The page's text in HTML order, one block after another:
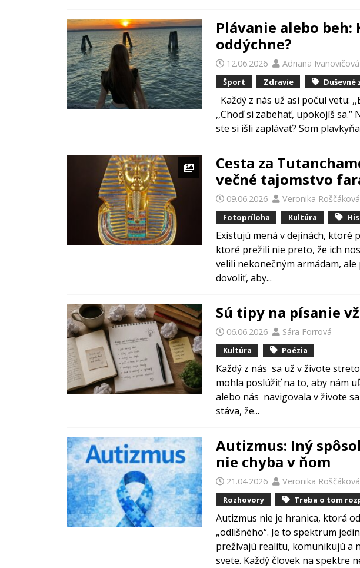
Plávanie alebo beh:
oddýchne?
12.06.2026 Adriana Ivanovičová
Šport Zdravie Duševné
Každý z nás už asi počul vetu:
,,Choď si zabehať, upokojíš sa.“
ste si išli zaplávať? Som
Cesta za
večné tajomstvo
09.06.2026 Veronika Roščáková
Fotopríloha Kultúra
Existujú mená v dejinách, ktoré
ktoré prežili nie preto, že ich
velili nekonečným armádam,
dovoliť, aby...
Sú tipy na písanie
06.06.2026 Sára Forrová
Kultúra Poézia
Každý z nás sa už v živote
mohla poslúžiť na to, aby nám
alebo nás navigovala v živote
stáva, že...
Autizmus: Iný
nie chyba v ňom
21.04.2026 Veronika Roščáková
Rozhovory Treba o tom
Autizmus nie je hranica, ktorá
„odlišného“. Je to spektrum
prežívajú realitu, komunikujú a
svete. Každý človek na spektre